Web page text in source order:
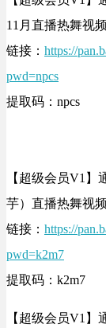
11月直播热舞视
链接： https://
pwd=npcs
提取码：npcs
【超级会员V1
芋）直播热舞视
链接： https://
pwd=k2m7
提取码：k2m7
【超级会员V1】